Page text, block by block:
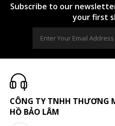
Subscribe to our
your first
CÔNG TY TNHH THƯƠNG
HỒ BẢO LÂM